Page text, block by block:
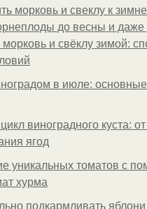
морковь и свеклу к
до весны и даже
морковь и свёклу зимой:
в июле:
виноградного куста:
ягод
уникальных томатов с
хурма
подкармливать